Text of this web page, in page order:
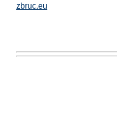
zbruc.eu